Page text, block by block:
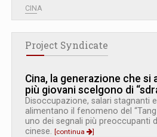
CINA
Project Syndicate
Cina, la generazione che si
più giovani scelgono di
Disoccupazione, salari stagnanti
alimentano il fenomeno del
uno dei segnali più preoccupanti
cinese. [continua
]